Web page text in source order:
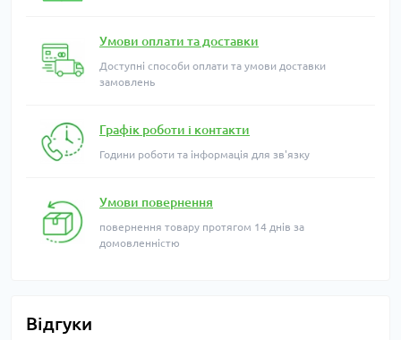
Умови оплати та доставки
Доступні способи оплати та умови доставки
замовлень
Графік роботи і контакти
Години роботи та інформація для зв'язку
Умови повернення
повернення товару протягом 14 днів за
домовленністю
Відгуки